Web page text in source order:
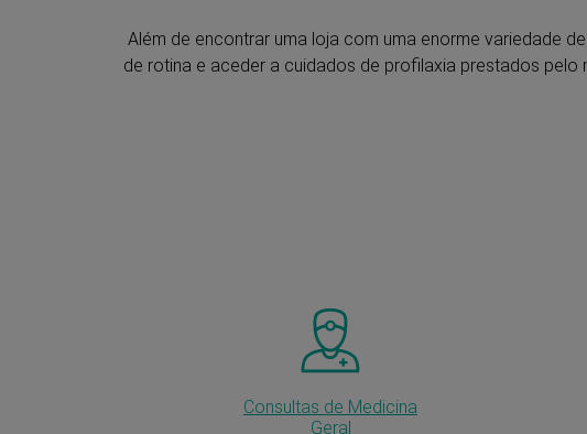
Além de encontrar uma loja com uma enorme variedade
de rotina e aceder a cuidados de profilaxia prestados pelo
Consultas de Medicina
Geral